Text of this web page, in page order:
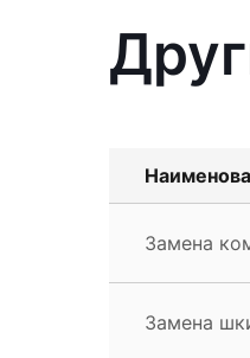
Замена
Замена